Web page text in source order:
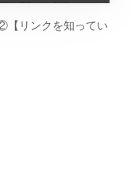
リンクを知ってい